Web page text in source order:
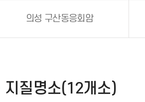
의성 구산동응회암
지질명소(12개소)